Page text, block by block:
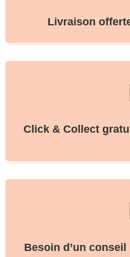
Livraison
Click & Collect
Besoin d’un